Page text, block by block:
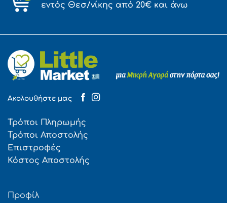
εντός Θεσ/νίκης από 20€ και άνω
Ακολουθήστε μας
Τρόποι Πληρωμής
Τρόποι Αποστολής
Επιστροφές
Κόστος Αποστολής
Προφίλ